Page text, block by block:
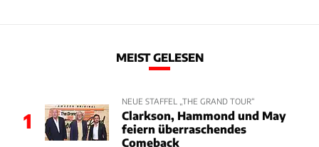
MEIST GELESEN
1
NEUE STAFFEL „THE GRAND TOUR“
Clarkson, Hammond und May
feiern überraschendes
Comeback